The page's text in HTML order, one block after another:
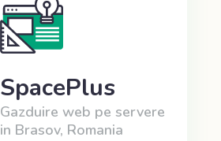
SpacePlus
Gazduire web pe servere
in Brasov, Romania